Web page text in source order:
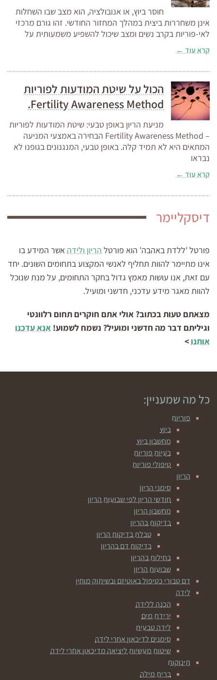
חוסר ביוץ, או אנובולציה, הוא מצב שבו השחלות
אינן משחררות ביצית במהלך המחזור החודשי. זהו גורם מרכזי
לאי-פוריות בקרב נשים ומצב שיכול להשפיע משמעותית על
קרא עוד ←
הכול על שיטת המודעות לפוריות
Fertility Awareness Method.
מניעת הריון באופן טבעי: שיטת המודעות לפוריות
– Fertility Awareness Method הבחירה באמצעי המניעה
המתאים היא לא תמיד קלה. באופן טבעי, המנגנונים בגופנו לא
נבראו
קרא עוד ←
דיסקליימר
פורטל 'ללדת באהבה' הוא פורטל הריון ולידה אשר המידע בו
אינו מתיימר להוות תחליף לאנשי המקצוע בתחומים השונים. יחד
עם זאת, אנו עושות מאמץ גדול בחקר התחומים, על מנת שנוכל
להוות מאגר מידע עדכני, חדשני ומועיל.
מצאתם טעות בכתוב? אולי אתם חוקרים תחום רלוונטי
וגיליתם דבר מה חדשני ומועיל? נשמח לשמוע! אנא עדכנו
אותנו >
כל מה שמעניין:
פוריות
ביוץ
מחשבון ביוץ
בעיות פוריות
טיפולי פוריות
הריון
סימני הריון
חודשי הריון לפי שבועות הריון
מחשבון הריון
בדיקות בהריון
טבלת בדיקות הריון
בדיקות דם בהריון
בחילות בהריון
שבועות הריון
דם טבורי כטיפול באוטיזם ובשיתוק מוחין
לידה
הכנה ללידה
ירידת מים
לידה טבעית
סימנים לדיכאון אחרי לידה
שיטות מעשיות ליציאה מדיכאון אחרי לידה
תינוקות
ברית מילה